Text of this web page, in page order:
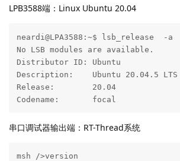
运行及测试
将串口调试器连接LPB3588的UART6(/